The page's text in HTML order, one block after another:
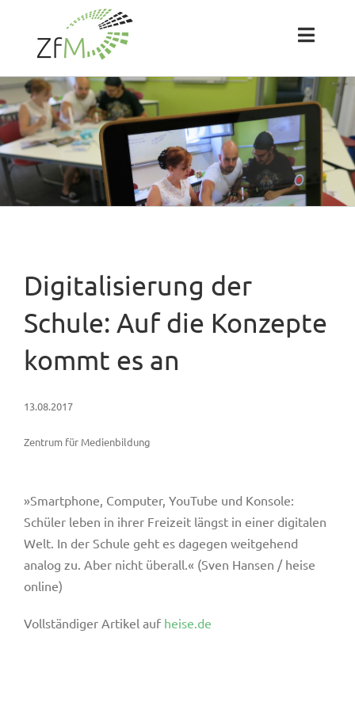
springen
Toggle
Das ZfM
Team
Projekte
Digitalisierung der
Schule: Auf die Konzepte
kommt es an
13.08.2017
Zentrum für Medienbildung
»Smartphone, Computer, YouTube und Konsole:
Schüler leben in ihrer Freizeit längst in einer digitalen
Welt. In der Schule geht es dagegen weitgehend
analog zu. Aber nicht überall.« (Sven Hansen / heise
online)
Vollständiger Artikel auf heise.de